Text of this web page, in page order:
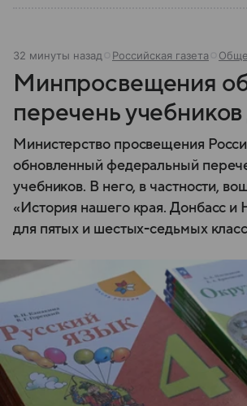
32 минуты назад Российская газета
Минпросвещения
перечень
Министерство просвещения
обновленный федеральный
учебников. В него, в частности,
«История нашего края. Донбасс и
для пятых и шестых-седьмых